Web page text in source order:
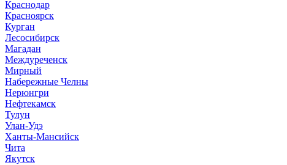
Краснодар
Красноярск
Курган
Лесосибирск
Магадан
Междуреченск
Мирный
Набережные Челны
Нерюнгри
Нефтекамск
Тулун
Улан-Удэ
Ханты-Мансийск
Чита
Якутск